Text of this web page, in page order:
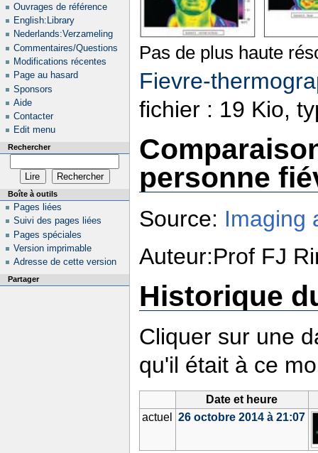
Pas de plus haute
Fievre-
fichier : 19 Kio,
personne
Source: Imaging
Auteur:Prof FJ
Historique
Cliquer sur une
qu'il était à ce
Date et heure
actuel
26 octobre 2014 à 21:07
Ouvrages de référence
English:Library
Nederlands:Verzameling
Commentaires/Questions
Modifications récentes
Page au hasard
Sponsors
Aide
Contacter
Edit menu
Rechercher
Boîte à outils
Pages liées
Suivi des pages liées
Pages spéciales
Version imprimable
Adresse de cette version
Partager